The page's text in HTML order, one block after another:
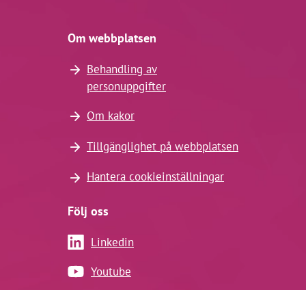
Om webbplatsen
Behandling av
personuppgifter
Om kakor
Tillgänglighet på webbplatsen
Hantera cookieinställningar
Följ oss
Linkedin
Youtube